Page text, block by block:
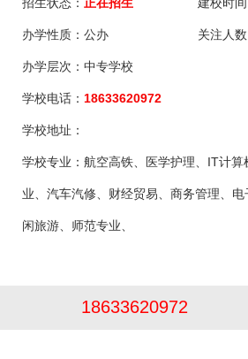
办学性质： 公办 关注人数
办学层次： 中专学校
学校电话： 18633620972
学校地址：
学校专业： 航空高铁、医学护理、IT计
业、汽车汽修、财经贸易、商务管理、
闲旅游、师范专业、
18633620972